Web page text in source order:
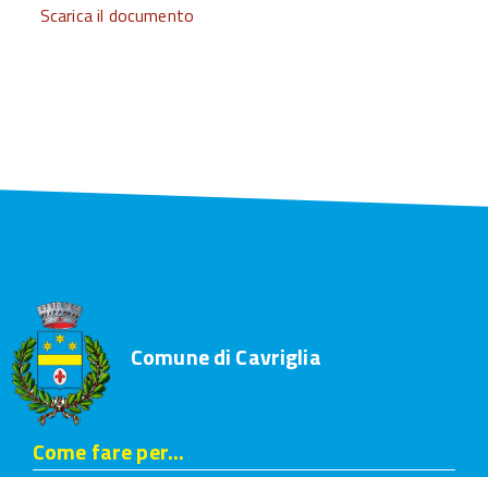
Scarica il documento
Comune di Cavriglia
Come fare per...